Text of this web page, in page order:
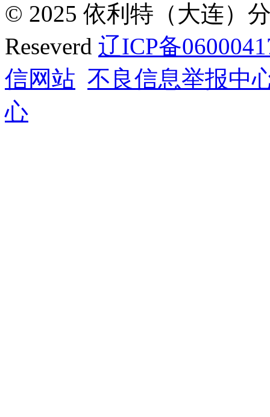
© 2025 依利特（大连）
Reseverd 辽ICP备
信网站 不良信息举报中
心